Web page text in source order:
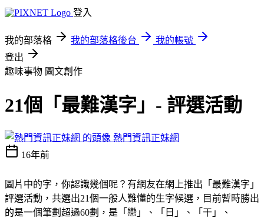
登入
我的部落格 我的部落格後台
我的帳號
登出
趣味事物 圖文創作
21個「最難漢字」- 評選活動
熱門資訊正妹網
16年前
圖片中的字，你認識幾個呢？有網友在網上推出「最難漢字」
評選活動，共選出21個一般人難懂的生字候選，目前暫時勝出
的是一個筆劃超過60劃，是「戀」、「日」、「干」、